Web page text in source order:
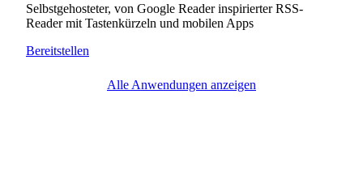
Selbstgehosteter, von Google Reader inspirierter RSS-
Reader mit Tastenkürzeln und mobilen Apps
Bereitstellen
Alle Anwendungen anzeigen